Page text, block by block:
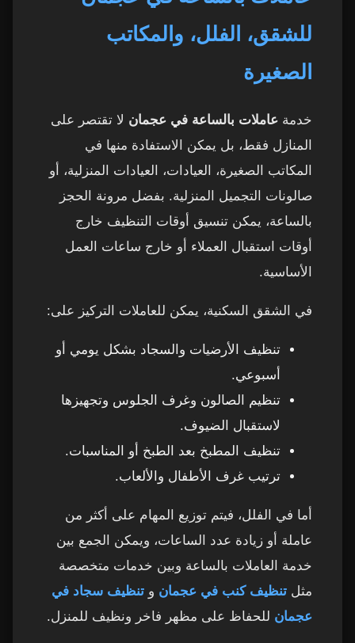
للشقق، الفلل، والمكاتب
الصغيرة
خدمة عاملات بالساعة في عجمان لا تقتصر على
المنازل فقط، بل يمكن الاستفادة منها في
المكاتب الصغيرة، العيادات، العيادات المنزلية، أو
صالونات التجميل المنزلية. بفضل مرونة الحجز
بالساعة، يمكن تنسيق أوقات التنظيف خارج
أوقات استقبال العملاء أو خارج ساعات العمل
الأساسية.
في الشقق السكنية، يمكن للعاملات التركيز على:
تنظيف الأرضيات والسجاد بشكل يومي أو
أسبوعي.
تنظيم الصالون وغرف الجلوس وتجهيزها
لاستقبال الضيوف.
تنظيف المطبخ بعد الطبخ أو المناسبات.
ترتيب غرف الأطفال والألعاب.
أما في الفلل، فيتم توزيع المهام على أكثر من
عاملة أو زيادة عدد الساعات، ويمكن الجمع بين
خدمة العاملات بالساعة وبين خدمات متخصصة
مثل تنظيف كنب في عجمان و تنظيف سجاد في
عجمان للحفاظ على مظهر فاخر ونظيف للمنزل.